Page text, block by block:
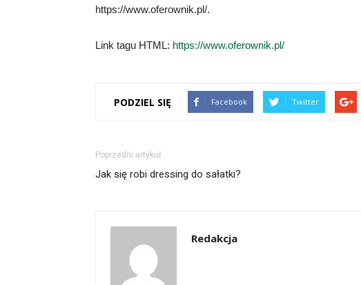
https://www.oferownik.pl/.
Link tagu HTML: https://www.oferownik.pl/
PODZIEL SIĘ Facebook Twitter
Poprzedni artykuł
Jak się robi dressing do sałatki?
Redakcja